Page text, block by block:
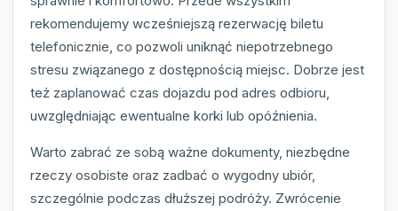
rekomendujemy wcześniejszą rezerwację biletu
telefonicznie, co pozwoli uniknąć niepotrzebnego
stresu związanego z dostępnością miejsc. Dobrze jest
też zaplanować czas dojazdu pod adres odbioru,
uwzględniając ewentualne korki lub opóźnienia.
Warto zabrać ze sobą ważne dokumenty, niezbędne
rzeczy osobiste oraz zadbać o wygodny ubiór,
szczególnie podczas dłuższej podróży. Zwrócenie